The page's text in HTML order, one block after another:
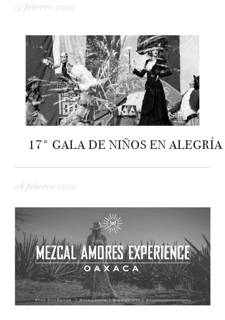
13 febrero 2020
17° GALA DE NIÑOS EN ALEGRÍA
06 febrero 2020